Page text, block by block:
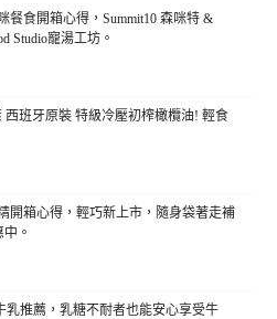
餐食開箱心得，Summit10 森咪特 &
Studio寵湯工坊。
西班牙原裝 特級冷壓初榨橄欖油! 輕食
開箱心得，輕巧新上市，隨身袋著走補
。
乳推薦，乳糖不耐者也能安心享受牛